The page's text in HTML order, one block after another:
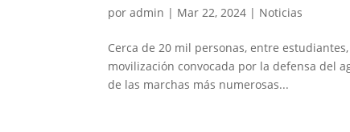
poradmin | Mar 22, 2024 | Noticias
Cerca de 20 mil personas, entre
movilización convocada por la defensa del
de las marchas más numerosas...